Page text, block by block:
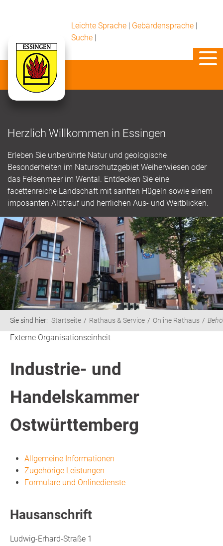
Leichte Sprache | Gebärdensprache |
Suche |
Herzlich Willkommen in Essingen
Erleben Sie unberührte Natur und geologische
Besonderheiten im Naturschutzgebiet Weiherwiesen oder
das Felsenmeer im Wental. Entdecken Sie eine
facettenreiche Landschaft mit sanften Hügeln sowie einem
imposanten Albtrauf und herrlichen Aus- und Weitblicken.
Sie sind hier: Startseite Rathaus & Service Online Rathaus
Externe Organisationseinheit
Industrie- und
Handelskammer
Ostwürttemberg
Allgemeine Informationen
Zugehörige Leistungen
Formulare und Onlinedienste
Hausanschrift
Ludwig-Erhard-Straße 1